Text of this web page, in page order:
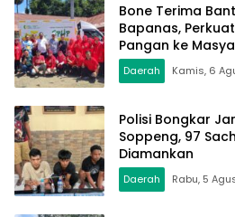
Bone Terima
Bapanas,
Pangan ke
Daerah Kamis, 6
Polisi Bongkar
Soppeng, 97
Diamankan
Daerah Rabu, 5